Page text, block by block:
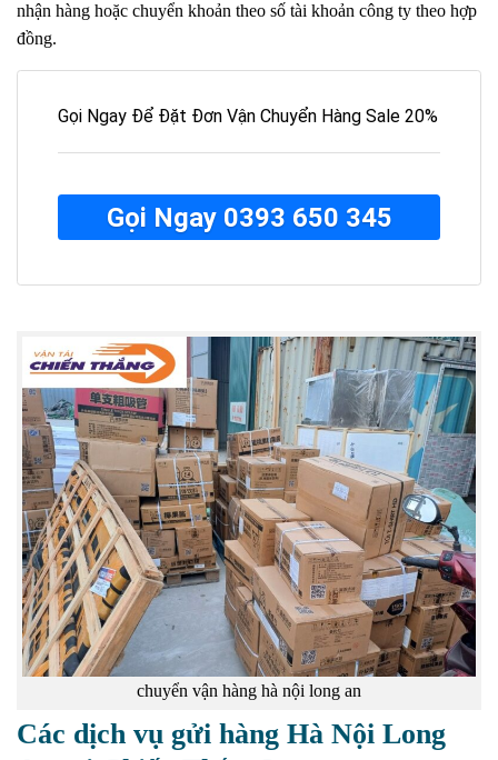
nhận hàng hoặc chuyển khoản theo số tài khoản công ty theo hợp
đồng.
Gọi Ngay Để Đặt Đơn Vận Chuyển Hàng Sale 20%
Gọi Ngay 0393 650 345
chuyển vận hàng hà nội long an
Các dịch vụ gửi hàng Hà Nội Long